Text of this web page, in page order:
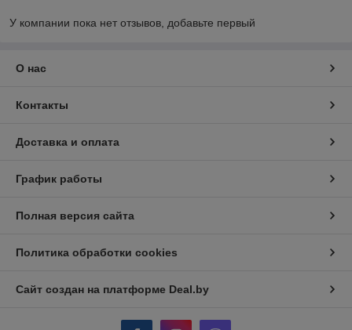
У компании пока нет отзывов, добавьте первый
О нас
Контакты
Доставка и оплата
График работы
Полная версия сайта
Политика обработки cookies
Сайт создан на платформе Deal.by